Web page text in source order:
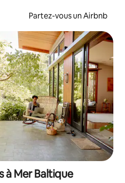
Partez-vous un Airbnb
à Mer Baltique